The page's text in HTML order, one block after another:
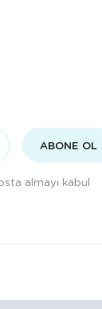
ABONE OL
almayı kabul